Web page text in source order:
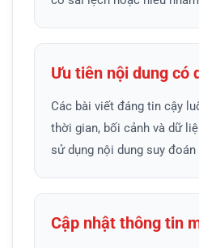
Ưu tiên nội dung có
Các bài viết đáng tin cậy
thời gian, bối cảnh và dữ
sử dụng nội dung suy
Cập nhật thông tin